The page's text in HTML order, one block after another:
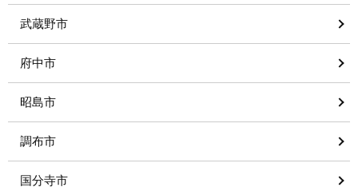
武蔵野市
府中市
昭島市
調布市
国分寺市